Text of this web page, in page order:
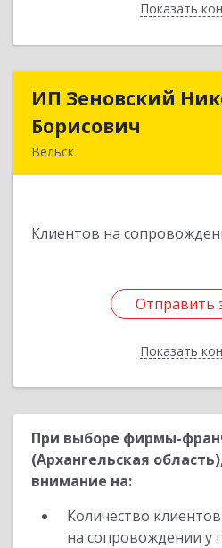
ПоказатьНазад
ИП Зеновский
Борисович
Вельск
Клиентов на
Отправить
Показать
ИП
Отправить
Назад
При выборе фирмы-
(Архангельская
внимание на:
Количество
на сопровождении у